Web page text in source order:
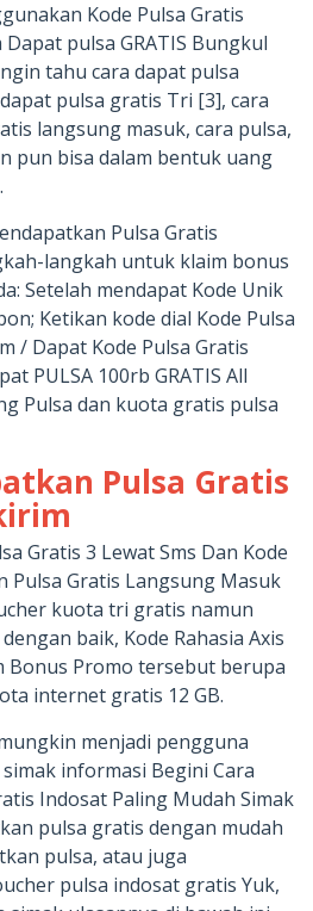
Kode Pulsa Gratis
pulsa GRATIS Bungkul
tahu cara dapat pulsa
pulsa gratis Tri [3], cara
langsung masuk, cara pulsa,
pun bisa dalam bentuk uang
Pulsa Gratis
langkah untuk klaim bonus
Setelah mendapat Kode Unik
Ketikan kode dial Kode Pulsa
/ Dapat Kode Pulsa Gratis
PULSA 100rb GRATIS All
Pulsa dan kuota gratis pulsa
Pulsa Gratis
Gratis 3 Lewat Sms Dan Kode
Pulsa Gratis Langsung Masuk
kuota tri gratis namun
baik, Kode Rahasia Axis
Bonus Promo tersebut berupa
internet gratis 12 GB.
menjadi pengguna
informasi Begini Cara
Indosat Paling Mudah Simak
pulsa gratis dengan mudah
pulsa, atau juga
pulsa indosat gratis Yuk,